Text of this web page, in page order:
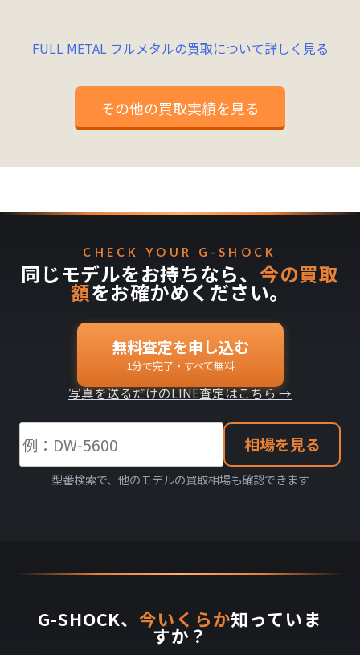
FULL METAL フルメタルの買取について詳しく見る
その他の買取実績を見る
CHECK YOUR G-SHOCK
同じモデルをお持ちなら、 今の買取
額をお確かめください。
無料査定を申し込む
1分で完了・すべて無料
写真を送るだけのLINE査定はこちら →
相場を見る
型番検索で、他のモデルの買取相場も確認できます
G-SHOCK、今いくらか知っていま
すか？